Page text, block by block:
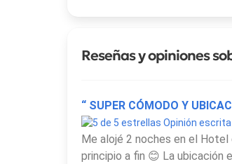
Reseñas y opiniones
“ SUPER CÓMODO Y
Opinión
Me alojé 2 noches en el
principio a fin 😊 La ubicación